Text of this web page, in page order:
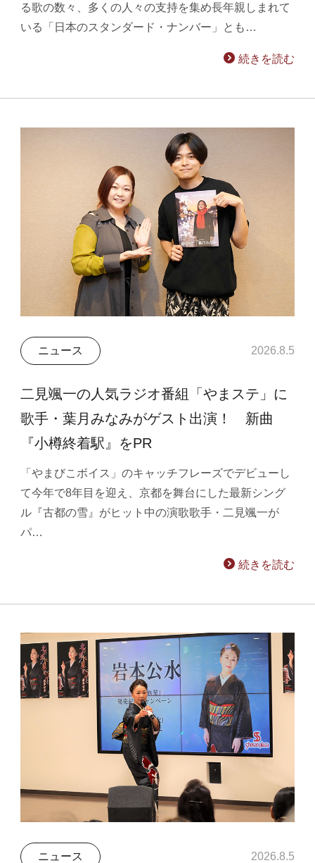
る歌の数々、多くの人々の支持を集め長年親しまれて
いる「日本のスタンダード・ナンバー」とも…
続きを読む
ニュース 2026.8.5
二見颯一の人気ラジオ番組「やまステ」に
歌手・葉月みなみがゲスト出演！ 新曲
『小樽終着駅』をPR
「やまびこボイス」のキャッチフレーズでデビューし
て今年で8年目を迎え、京都を舞台にした最新シング
ル『古都の雪』がヒット中の演歌歌手・二見颯一が
パ…
続きを読む
ニュース 2026.8.5